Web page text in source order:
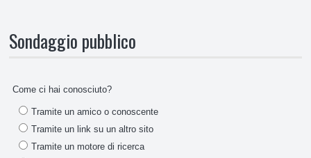
Scatole di predisposizione
Sondaggio pubblico
Come ci hai conosciuto?
Tramite un amico o conoscente
Tramite un link su un altro sito
Tramite un motore di ricerca